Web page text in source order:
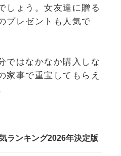
しょう。女友達に贈る
プレゼントも人気で
ではなかなか購入しな
家事で重宝してもらえ